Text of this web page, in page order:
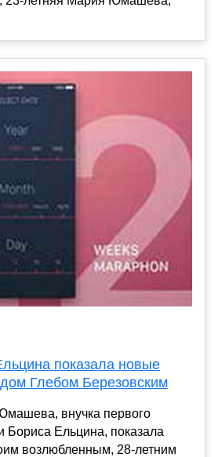
показала новые
Глебом Березовским
внучка первого
Бориса Ельцина, показала
возлюбленным, 28-летним